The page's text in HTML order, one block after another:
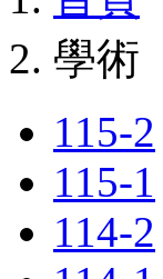
學術
115-2
115-1
114-2